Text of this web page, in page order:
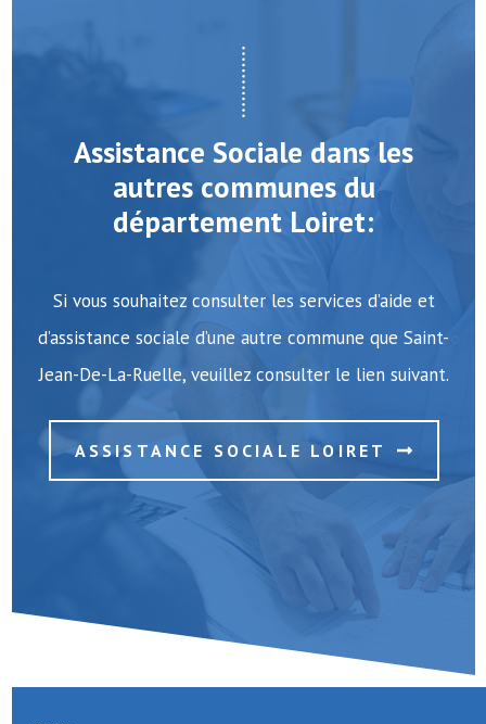
Assistance Sociale dans les
autres communes du
département Loiret:
Si vous souhaitez consulter les services d’aide et
d’assistance sociale d’une autre commune que Saint-
Jean-De-La-Ruelle, veuillez consulter le lien suivant.
ASSISTANCE SOCIALE LOIRET